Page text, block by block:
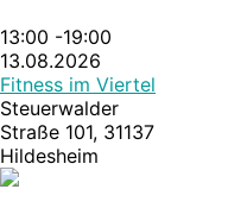
13:00 -19:00
13.08.2026
Fitness im Viertel
Steuerwalder
Straße 101, 31137
Hildesheim